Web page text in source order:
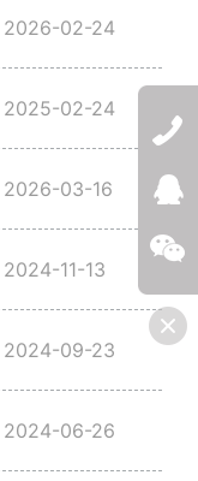
2026-02-24
2025-02-24
2026-03-16
2024-11-13
2024-09-23
2024-06-26
微信